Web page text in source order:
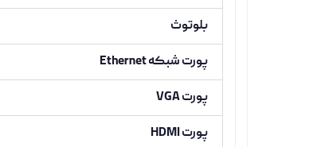
بلوتوث
پورت شبکه Ethernet
پورت VGA
پورت HDMI